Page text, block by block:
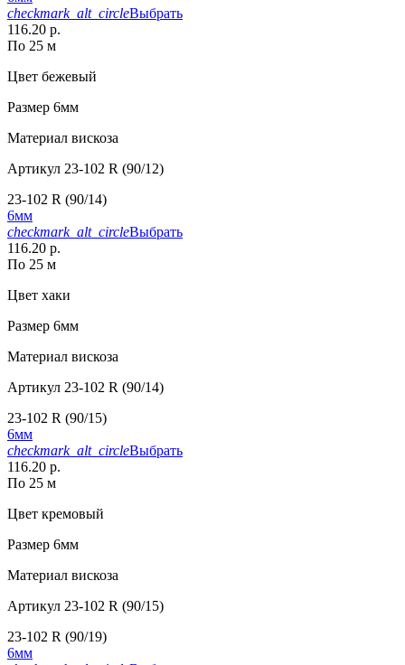
checkmark_alt_circleВыбрать
116.20 р.
По 25 м
Цвет бежевый
Размер 6мм
Материал вискоза
Артикул 23-102 R (90/12)
23-102 R (90/14)
6мм
checkmark_alt_circleВыбрать
116.20 р.
По 25 м
Цвет хаки
Размер 6мм
Материал вискоза
Артикул 23-102 R (90/14)
23-102 R (90/15)
6мм
checkmark_alt_circleВыбрать
116.20 р.
По 25 м
Цвет кремовый
Размер 6мм
Материал вискоза
Артикул 23-102 R (90/15)
23-102 R (90/19)
6мм